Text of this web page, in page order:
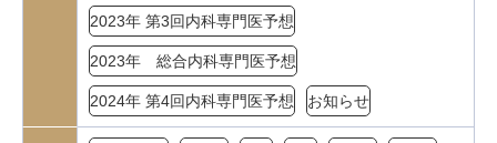
2023年 第3回内科専門医予想
2023年 総合内科専門医予想
2024年 第4回内科専門医予想 お知らせ